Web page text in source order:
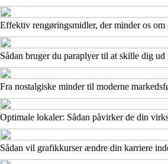
Effektiv rengøringsmidler, der minder os om
Sådan bruger du paraplyer til at skille dig
Fra nostalgiske minder til moderne
Optimale lokaler: Sådan påvirker de din
Sådan vil grafikkurser ændre din karriere